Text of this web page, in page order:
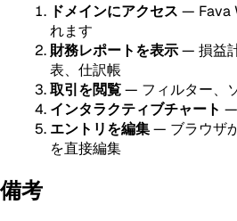
ドメインにアクセス — Fava
れます
財務レポートを表示— 損益
表、仕訳帳
取引を閲覧— フィルター、
インタラクティブチャート —
エントリを編集— ブラウザ
を直接編集
備考